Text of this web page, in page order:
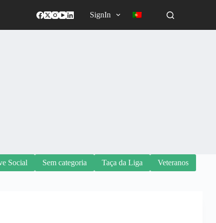
SignIn
Social Sem categoria Taça da Liga Veteranos